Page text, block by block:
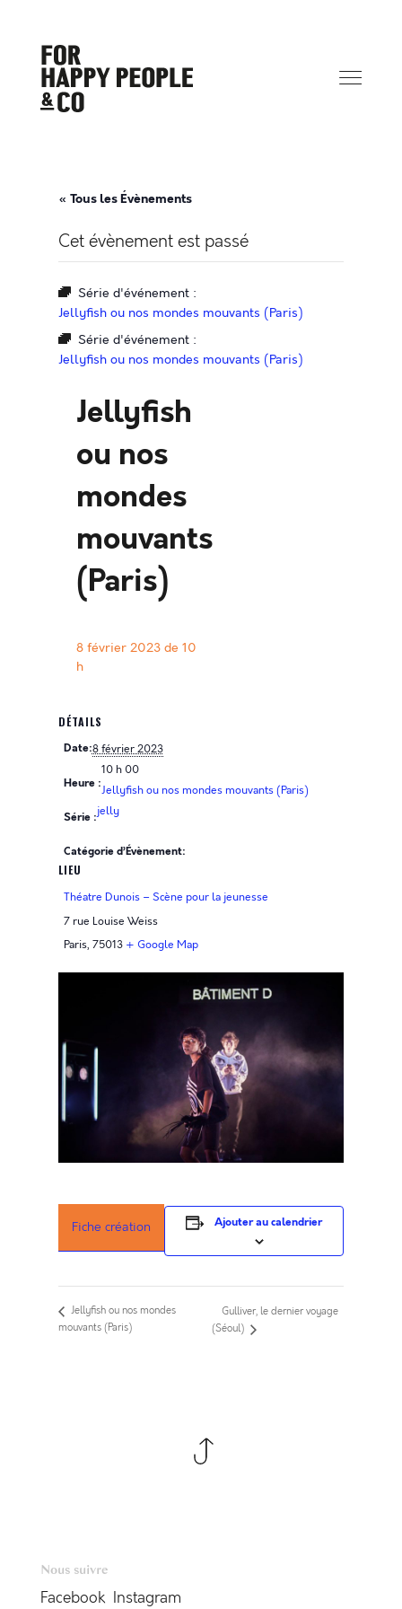
« Tous les Évènements
Cet évènement est passé
Série d'événement :
Jellyfish ou nos mondes mouvants (Paris)
Série d'événement :
Jellyfish ou nos mondes mouvants (Paris)
Jellyfish
ou nos
mondes
mouvants
(Paris)
8 février 2023 de 10
h
DÉTAILS
Date:8 février 2023
Heure :
10 h 00
Série :
Jellyfish ou nos mondes mouvants (Paris)
Catégorie d’Évènement:
jelly
LIEU
Théatre Dunois – Scène pour la jeunesse
7 rue Louise Weiss
Paris, 75013 + Google Map
Fiche création Ajouter au calendrier
Jellyfish ou nos mondes
mouvants (Paris)
Gulliver, le dernier voyage
(Séoul)
Nous suivre
Facebook Instagram